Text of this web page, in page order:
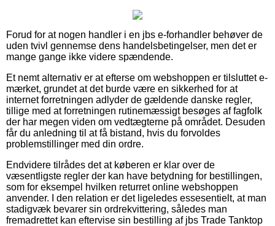
Forud for at nogen handler i en jbs e-forhandler behøver de
uden tvivl gennemse dens handelsbetingelser, men det er
mange gange ikke videre spændende.
Et nemt alternativ er at efterse om webshoppen er tilsluttet e-
mærket, grundet at det burde være en sikkerhed for at
internet forretningen adlyder de gældende danske regler,
tillige med at forretningen rutinemæssigt besøges af fagfolk
der har megen viden om vedtægterne på området. Desuden
får du anledning til at få bistand, hvis du forvoldes
problemstillinger med din ordre.
Endvidere tilrådes det at køberen er klar over de
væsentligste regler der kan have betydning for bestillingen,
som for eksempel hvilken returret online webshoppen
anvender. I den relation er det ligeledes essesentielt, at man
stadigvæk bevarer sin ordrekvittering, således man
fremadrettet kan eftervise sin bestilling af jbs Trade Tanktop